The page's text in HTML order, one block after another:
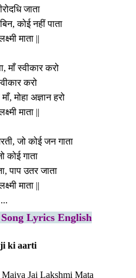
जाता
कोई नहीं पाता
माता ||
माँ स्वीकार करो
करो
मोहा अज्ञान हरो
माता ||
जो कोई जन गाता
कोई गाता
पाप उतर जाता
माता ||
...
Lyrics English
ki aarti
Jai Lakshmi Mata